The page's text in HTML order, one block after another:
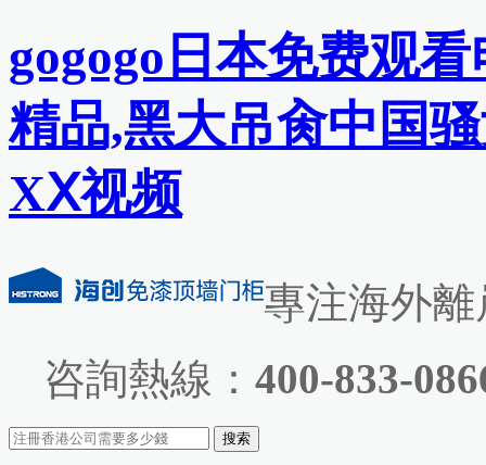
gogogo日本免费观
精品,黑大吊肏中国
XⅩ视频
專注海外
咨詢熱線： 400-833-